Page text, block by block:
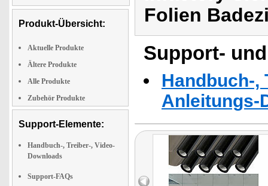
Produkt-Übersicht:
Aktuelle Produkte
Ältere Produkte
Alle Produkte
Zubehör Produkte
Support-Elemente:
Handbuch-, Treiber-, Video-
Downloads
Support-FAQs
Folien
Support-
Handbuch-,
Anleitungs-